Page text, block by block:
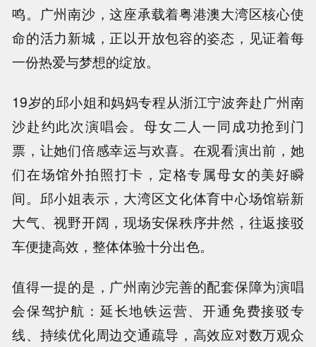
鸣。广州南沙，这座承载着粤港澳大湾区核心使
命的活力新城，正以开放包容的姿态，见证着每
一份热爱与梦想的绽放。
19岁的邱小姐和妈妈专程从浙江宁波奔赴广州南
沙赴约此次演唱会。母女二人一同成功抢到门
票，让她们倍感幸运与欢喜。在观看演出前，她
们在场馆外拍照打卡，定格专属母女的美好瞬
间。邱小姐表示，大湾区文化体育中心场馆崭新
大气、视野开阔，现场安保秩序井然，往返接驳
车便捷高效，整体体验十分出色。
值得一提的是，广州南沙完善的配套保障为演唱
会保驾护航：延长地铁运营、开通免费接驳专
线、持续优化周边交通疏导，高效应对数万观众